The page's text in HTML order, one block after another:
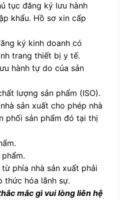
tục đăng ký lưu hành
khẩu. Hồ sơ xin cấp
ký kinh doanh có
trang thiết bị y tế.
hành tự do của sản
lượng sản phẩm (ISO).
sản xuất cho phép nhà
phối sản phẩm đó tại thị
phía nhà sản xuất phải
thức hóa lãnh sự.
mắc gì vui lòng liên hệ